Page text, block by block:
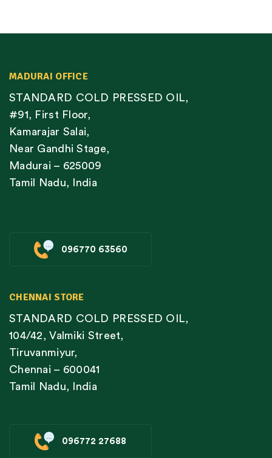
MADURAI OFFICE
STANDARD COLD PRESSED OIL,
#91, First Floor,
Kamarajar Salai,
Near Gandhi Stage,
Madurai – 625009
Tamil Nadu, India
096770 63560
CHENNAI STORE
STANDARD COLD PRESSED OIL,
104/42, Valmiki Street,
Tiruvanmiyur,
Chennai – 600041
Tamil Nadu, India
096772 27688